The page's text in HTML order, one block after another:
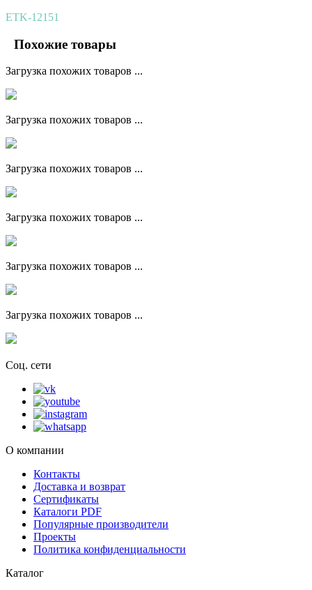
ETK-12151
Похожие товары
Загрузка похожих товаров ...
Загрузка похожих товаров ...
Загрузка похожих товаров ...
Загрузка похожих товаров ...
Загрузка похожих товаров ...
Загрузка похожих товаров ...
Соц. сети
О компании
Контакты
Доставка и возврат
Сертификаты
Каталоги PDF
Популярные производители
Проекты
Политика конфиденциальности
Каталог